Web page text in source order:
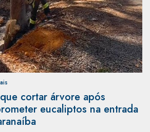
cortar árvore após
eucaliptos na entrada